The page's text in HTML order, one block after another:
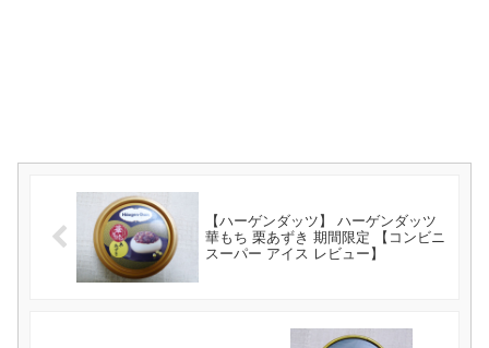
【ハーゲンダッツ】 ハーゲンダッツ
華もち 栗あずき 期間限定 【コンビニ
スーパー アイス レビュー】